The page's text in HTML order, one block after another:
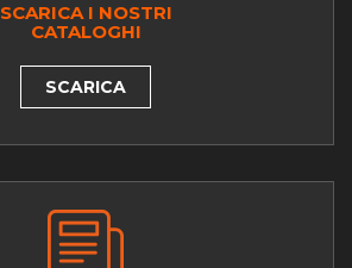
SCARICA I NOSTRI
CATALOGHI
SCARICA